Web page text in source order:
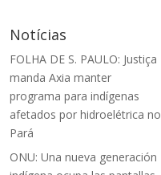
Notícias
FOLHA DE S. PAULO: Justiça
manda Axia manter
programa para indígenas
afetados por hidroelétrica no
Pará
ONU: Una nueva generación